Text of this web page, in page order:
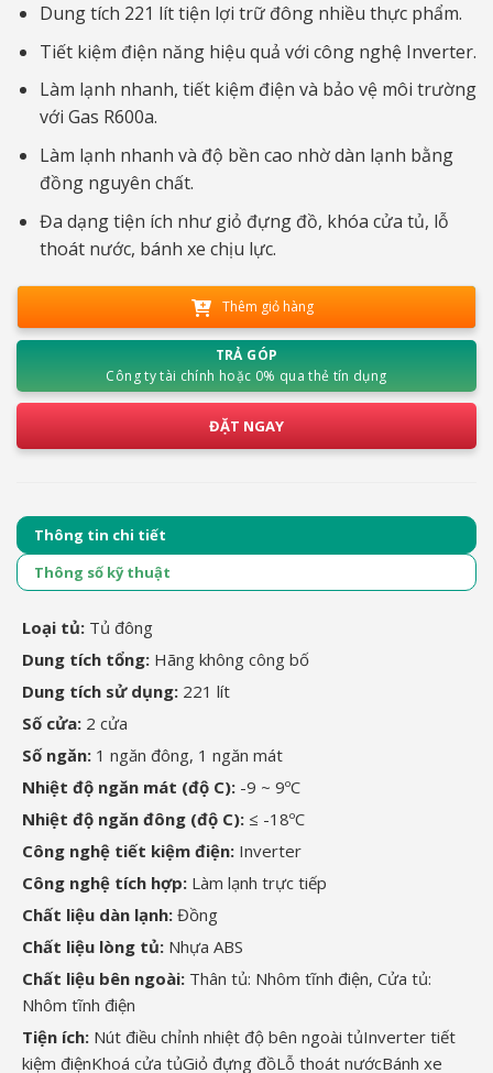
Dung tích 221 lít tiện lợi trữ đông nhiều thực phẩm.
Tiết kiệm điện năng hiệu quả với công nghệ Inverter.
Làm lạnh nhanh, tiết kiệm điện và bảo vệ môi trường
với Gas R600a.
Làm lạnh nhanh và độ bền cao nhờ dàn lạnh bằng
đồng nguyên chất.
Đa dạng tiện ích như giỏ đựng đồ, khóa cửa tủ, lỗ
thoát nước, bánh xe chịu lực.
Thêm giỏ hàng
TRẢ GÓP
Công ty tài chính hoặc 0% qua thẻ tín dụng
ĐẶT NGAY
Thông tin chi tiết
Thông số kỹ thuật
Loại tủ: Tủ đông
Dung tích tổng: Hãng không công bố
Dung tích sử dụng: 221 lít
Số cửa: 2 cửa
Số ngăn: 1 ngăn đông, 1 ngăn mát
Nhiệt độ ngăn mát (độ C): -9 ~ 9ºC
Nhiệt độ ngăn đông (độ C): ≤ -18ºC
Công nghệ tiết kiệm điện: Inverter
Công nghệ tích hợp: Làm lạnh trực tiếp
Chất liệu dàn lạnh: Đồng
Chất liệu lòng tủ: Nhựa ABS
Chất liệu bên ngoài: Thân tủ: Nhôm tĩnh điện, Cửa tủ:
Nhôm tĩnh điện
Tiện ích: Nút điều chỉnh nhiệt độ bên ngoài tủInverter tiết
kiệm điệnKhoá cửa tủGiỏ đựng đồLỗ thoát nướcBánh xe